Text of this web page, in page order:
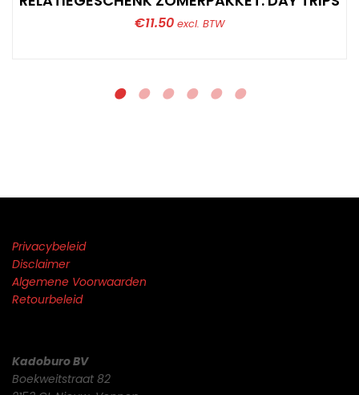
€11.50 excl. BTW
Privacybeleid
Disclaimer
Algemene Voorwaarden
Retourbeleid
Kadoburo BV
Boekweitstraat 82